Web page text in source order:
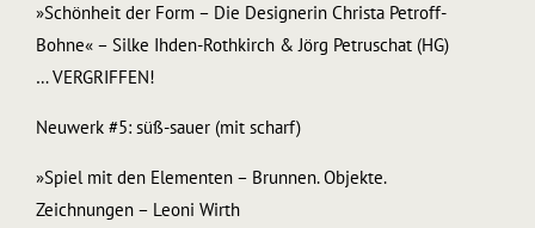
»Schönheit der Form – Die Designerin Christa Petroff-
Bohne« – Silke Ihden-Rothkirch & Jörg Petruschat (HG)
… VERGRIFFEN!
Neuwerk #5: süß-sauer (mit scharf)
»Spiel mit den Elementen – Brunnen. Objekte.
Zeichnungen – Leoni Wirth